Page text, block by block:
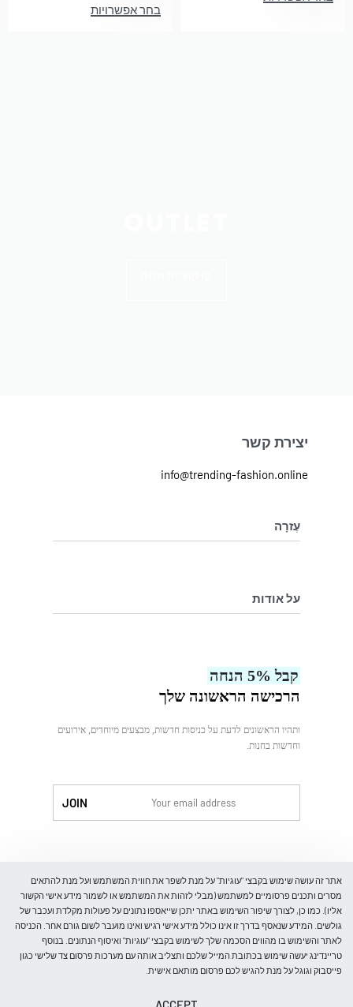
בחר אפשרויות
יצירת קשר
info@trending-fashion.online
עֶזרָה
מדיניות פרטיות
על אודות
עלינו
צור קשר
קבל 5% הנחה
הרכישה הראשונה שלך
ותהיו הראשונים לדעת על כניסות חדשות, מבצעים מיוחדים, אירועים
וחדשות בחנות.
לִקְנוֹת
חנות
חולצות
בלייזרים
אתר זה עושה שימוש בקבצי "עוגיות" על מנת לשפר את חווית המשתמש ועל מנת להתאים
מסרים ותכנים פרסומיים למשתמש (מבלי לזהות את המשתמש או לשמור מידע אישי הקשור
אליו). כמו כן, לצורך שיפור השימוש באתר יתכן שייאספו נתונים על פעולות מקלדת ועכבר של
גולשים. המידע שנאסף בדרך זו אינו כולל מידע אישי רגיש ואינו מועבר לשום גורם אחר. הכניסה
לאתר והשימוש בו מהווים הסכמה שלך לשימוש בקבצי "עוגיות" ואיסוף הנתונים. בנוסף
טריינדינג יעשה שימוש בכתובת המייל שלכם ותצליב אותה עם מערכות פרסום צד שלישי כגון
פייסבוק וגוגל על מנת להגיש לכם פרסום מותאם אישית.